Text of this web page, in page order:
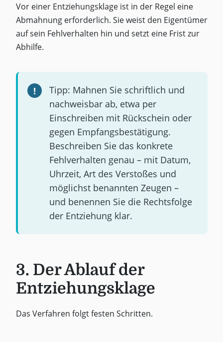
Vor einer Entziehungsklage ist in der Regel eine
Abmahnung erforderlich. Sie weist den Eigentümer
auf sein Fehlverhalten hin und setzt eine Frist zur
Abhilfe.
Tipp: Mahnen Sie schriftlich und
nachweisbar ab, etwa per
Einschreiben mit Rückschein oder
gegen Empfangsbestätigung.
Beschreiben Sie das konkrete
Fehlverhalten genau – mit Datum,
Uhrzeit, Art des Verstoßes und
möglichst benannten Zeugen –
und benennen Sie die Rechtsfolge
der Entziehung klar.
3. Der Ablauf der
Entziehungsklage
Das Verfahren folgt festen Schritten.